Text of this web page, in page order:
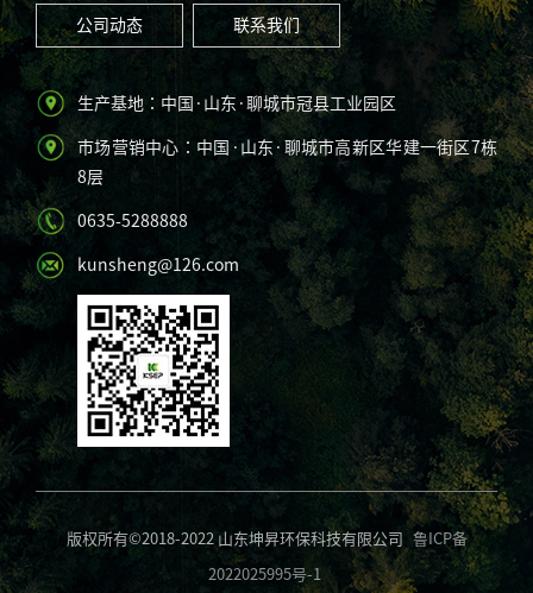
公司动态 联系我们
生产基地：中国·山东·聊城市冠县工业园区
市场营销中心：中国·山东·聊城市高新区华建一街区7栋
8层
0635-5288888
kunsheng@126.com
版权所有©2018-2022 山东坤昇环保科技有限公司 鲁ICP备
2022025995号-1